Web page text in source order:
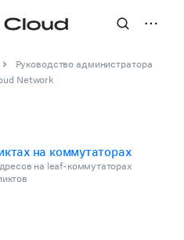
Руководство администратора
Network
на коммутаторах
на leaf-коммутаторах